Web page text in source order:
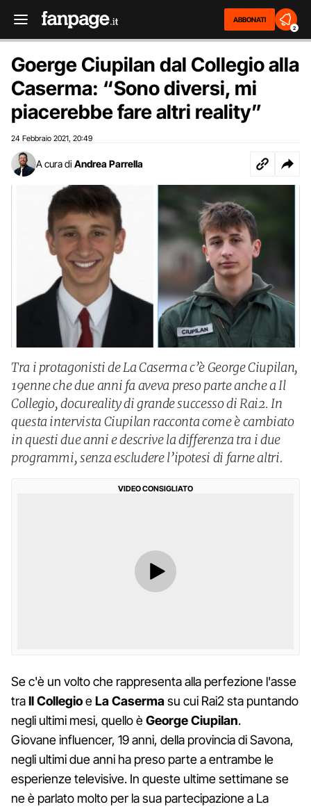
ABBONATI
2
Goerge Ciupilan dal Collegio alla
Caserma: “Sono diversi, mi
piacerebbe fare altri reality”
24 Febbraio 2021 20:49
A cura di Andrea Parrella
Tra i protagonisti de La Caserma c’è George Ciupilan,
19enne che due anni fa aveva preso parte anche a Il
Collegio, docureality di grande successo di Rai2. In
questa intervista Ciupilan racconta come è cambiato
in questi due anni e descrive la differenza tra i due
programmi, senza escludere l’ipotesi di farne altri.
VIDEO CONSIGLIATO
Se c'è un volto che rappresenta alla perfezione l'asse
traIl CollegioeLa Casermasu cui Rai2 sta puntando
negli ultimi mesi, quello èGeorge Ciupilan.
Giovane influencer, 19 anni, della provincia di Savona,
negli ultimi due anni ha preso parte a entrambe le
esperienze televisive. In queste ultime settimane se
ne è parlato molto per la sua partecipazione a La